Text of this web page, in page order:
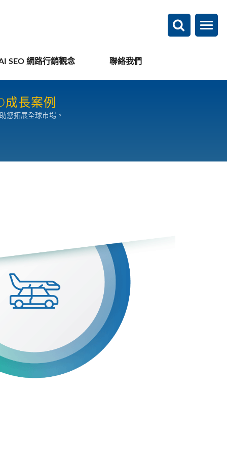
SEO 網路行銷觀念 聯絡我們
長案例
您拓展全球市場。